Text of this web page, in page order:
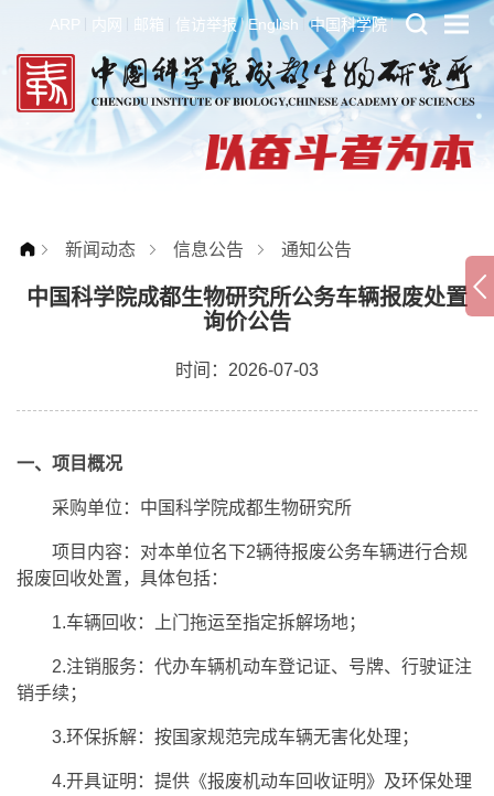
ARP 内网 邮箱 信访举报 English 中国科学院
新闻动态 信息公告 通知公告
中国科学院成都生物研究所公务车辆报废处置
询价公告
时间：2026-07-03
一、项目概况
采购单位：中国科学院成都生物研究所
项目内容：对本单位名下2辆待报废公务车辆进行合规
报废回收处置，具体包括：
1.车辆回收：上门拖运至指定拆解场地；
2.注销服务：代办车辆机动车登记证、号牌、行驶证注
销手续；
3.环保拆解：按国家规范完成车辆无害化处理；
4.开具证明：提供《报废机动车回收证明》及环保处理